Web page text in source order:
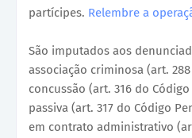
partícipes. Relembre a
São imputados aos
associação criminosa (art.
concussão (art. 316 do
passiva (art. 317 do Código
em contrato administrativo